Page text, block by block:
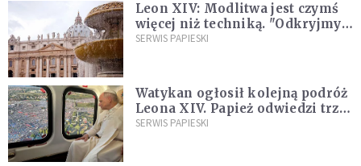
Leon XIV: Modlitwa jest czymś
więcej niż techniką. "Odkryjmy
ją na nowo"
SERWIS PAPIESKI
Watykan ogłosił kolejną podróż
Leona XIV. Papież odwiedzi trzy
kraje Ameryki Południowej
SERWIS PAPIESKI